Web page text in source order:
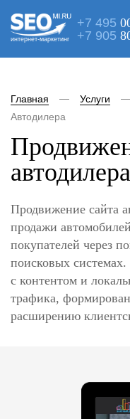
интернет-маркетинг
+7 495
+7 905
Главная Услуги
Автодилера
автодилера
Продвижение сайта
продажи
покупателей через
поисковых
с контентом и
трафика,
расширению